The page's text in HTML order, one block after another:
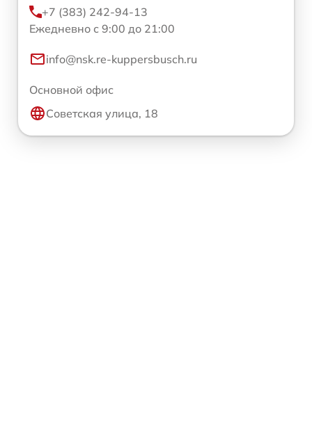
+7 (383) 242-94-13
Ежедневно с 9:00 до 21:00
info@nsk.re-kuppersbusch.ru
Основной офис
Советская улица, 18